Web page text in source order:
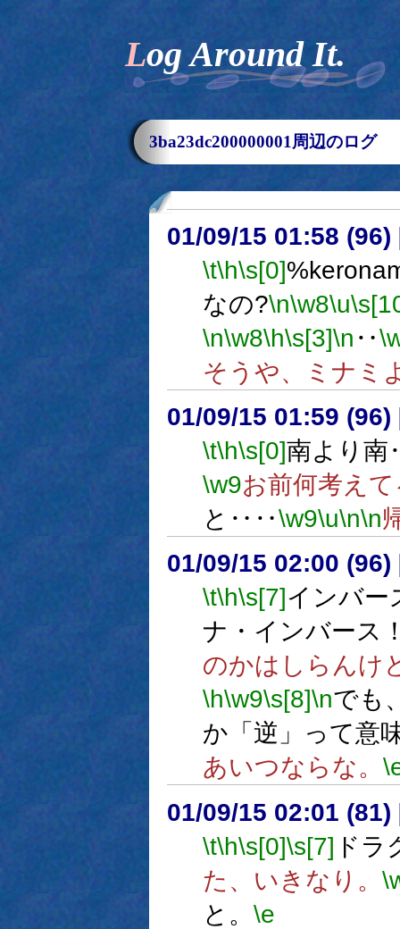
Log Around It.
3ba23dc200000001周辺のログ
01/09/15 01:58 (96)
\t\h\s[0]
なの?\n\w8\u
\n\w8\h\s[3]\n ‥
そうや、ミナミ
01/09/15 01:59 (96)
\t\h\s[0]南より
\w9お前何考え
と‥‥\w9\u\n\n
01/09/15 02:00 (96)
\t\h\s[7]インバー
ナ・インバース
のかはしらんけ
\h\w9\s[8]\nでも
か「逆」って意
あいつならな。
01/09/15 02:01 (81)
\t\h\s[0]\s[7] ドラ
た、いきなり。
と。 \e